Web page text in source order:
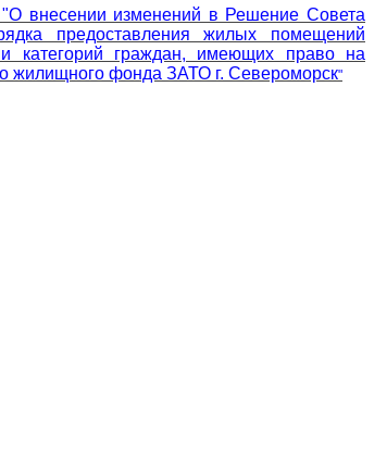
"О внесении изменений в Решение Совета
предоставления жилых помещений
категорий граждан, имеющих право на
жилищного фонда ЗАТО г. Североморск"